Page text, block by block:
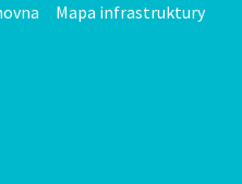
Mapa infrastruktury